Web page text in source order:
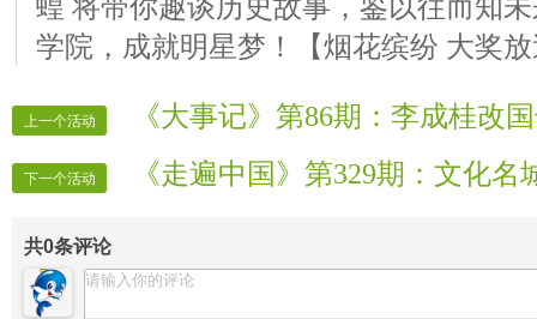
蝗 将带你趣谈历史故事，鉴以往而知
学院，成就明星梦！【烟花缤纷 大奖
上一个活动 《大事记》第86期：李成桂改
下一个活动 《走遍中国》第329期：文化名
共0条评论